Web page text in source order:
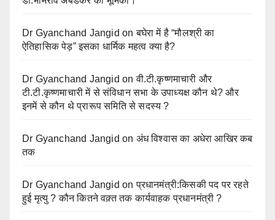
Dr Gyanchand Jangid onबघेरा में है “मौलश्री का
ऐतिहासिक पेड़” इसका धार्मिक महत्व क्या है?
Dr Gyanchand Jangid onवी.टी.कृष्णमाचारी और
टी.टी.कृष्णमाचारी में से संविधान सभा के उपाध्यक्ष कौन थे? और
इनमें से कौन थे प्रारूप समिति से सदस्य ?
Dr Gyanchand Jangid on अंध विश्वास का अधेरा आखिर कब
तक
Dr Gyanchand Jangid onप्रधानमंत्री:किसकी पद पर रहते
हुई मृत्यु ? कौन कितने वक़्त तक कार्यवाहक प्रधानमंत्री ?